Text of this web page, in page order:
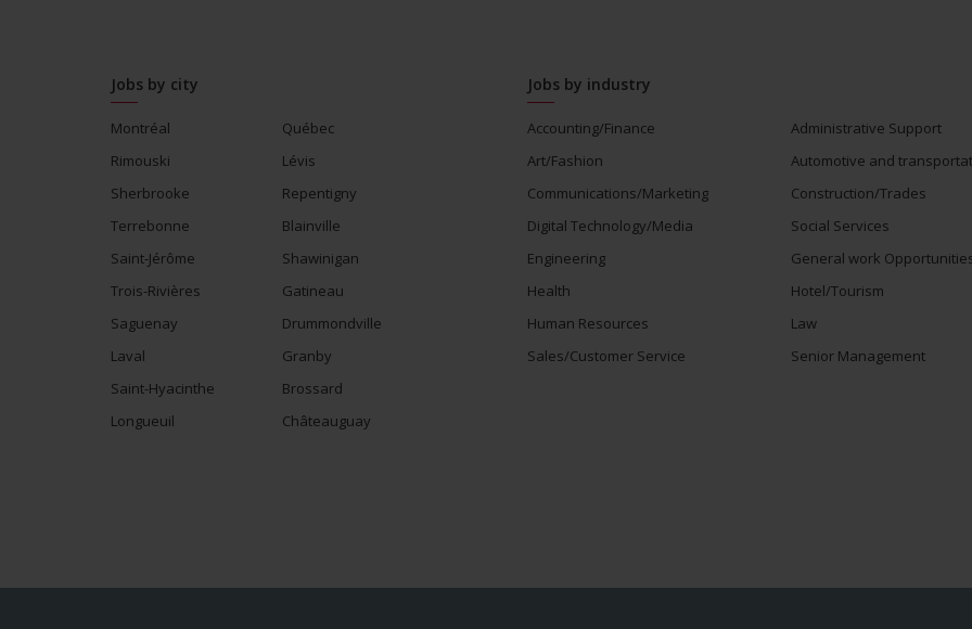
Jobs by city
Montréal
Québec
Rimouski
Lévis
Sherbrooke
Repentigny
Terrebonne
Blainville
Saint-Jérôme
Shawinigan
Trois-Rivières
Gatineau
Saguenay
Drummondville
Laval
Granby
Saint-Hyacinthe
Brossard
Longueuil
Châteauguay
Jobs by industry
Accounting/Finance
Administrative Support
Art/Fashion
Automotive and
Communications/Marketing
Construction/Trades
Digital Technology/Media
Social Services
Engineering
General work
Health
Hotel/Tourism
Human Resources
Law
Sales/Customer Service
Senior Management